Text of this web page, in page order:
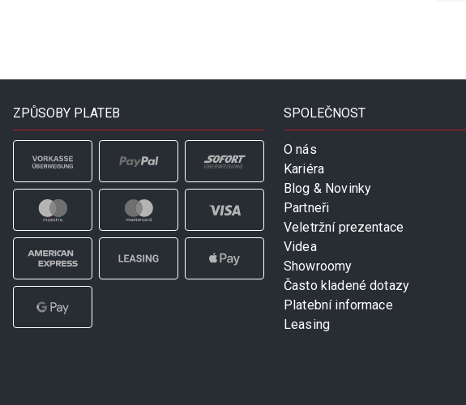
ZPŮSOBY PLATEB SPOLEČNOST
O nás
Kariéra
Blog & Novinky
Partneři
Veletržní prezentace
Videa
Showroomy
Často kladené dotazy
Platební informace
Leasing